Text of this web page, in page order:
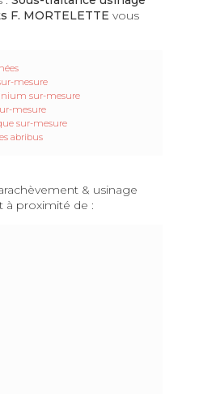
F. MORTELETTE vous
mesure
sur-mesure
mesure
sur-mesure
abribus
& usinage
à proximité de :